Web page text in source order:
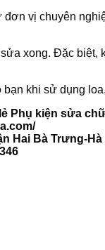
vị chuyên
xong. Đặc
khi sử dụng
Phụ kiện sửa
Hai Bà Trưng-